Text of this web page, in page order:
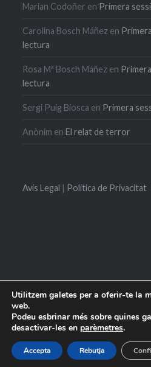
Marian Codoñer en Primera
Carolina Bosch Máñez en
lectura
Rosa Mª Bosch Máñez en
lectura
Sergi Puig Biosca en Primera
Anònim enEl relat de terror
Avís Legal | Política de Privacitat
Inici
som
Proudly powered by
Utilitzem galetes per a oferir-te la
web.
Podeu esbrinar més sobre quines
desactivar-les en parèmetres.
Accepta Rebutja